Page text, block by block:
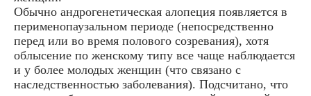
Обычно андрогенетическая алопеция появляется в
перименопаузальном периоде (непосредственно
перед или во время полового созревания), хотя
облысение по женскому типу все чаще наблюдается
и у более молодых женщин (что связано с
наследственностью заболевания). Подсчитано, что